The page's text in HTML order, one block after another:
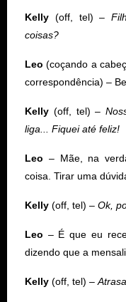
Kelly (off, tel) –
coisas?
Leo (coçando a
correspondência) –
Kelly (off, tel) –
liga... Fiquei até feliz!
Leo – Mãe, na
coisa. Tirar uma
Kelly (off, tel) – Ok,
Leo – É que eu
dizendo que a
Kelly (off, tel) –